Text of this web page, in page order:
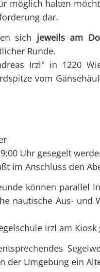
möglich halten
dar.
sich jeweils am
Runde.
Irzl" in 1220
vom
Uhr gesegelt
im Anschluss den
können parallel
nautische Aus-
Irzl am
der Umgebung ein